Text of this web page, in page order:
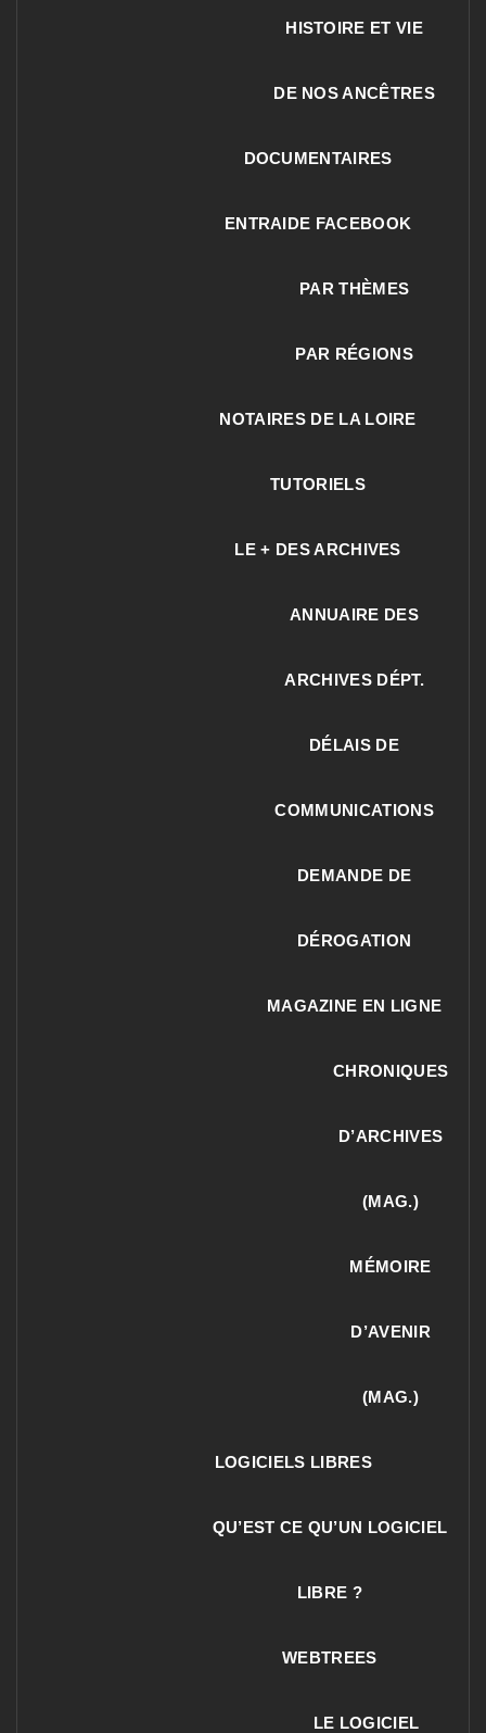
HISTOIRE ET VIE
DE NOS ANCÊTRES
DOCUMENTAIRES
ENTRAIDE FACEBOOK
PAR THÈMES
PAR RÉGIONS
NOTAIRES DE LA LOIRE
TUTORIELS
LE + DES ARCHIVES
ANNUAIRE DES
ARCHIVES DÉPT.
DÉLAIS DE
COMMUNICATIONS
DEMANDE DE
DÉROGATION
MAGAZINE EN LIGNE
CHRONIQUES
D’ARCHIVES
(MAG.)
MÉMOIRE
D’AVENIR
(MAG.)
LOGICIELS LIBRES
QU’EST CE QU’UN LOGICIEL
LIBRE ?
WEBTREES
LE LOGICIEL